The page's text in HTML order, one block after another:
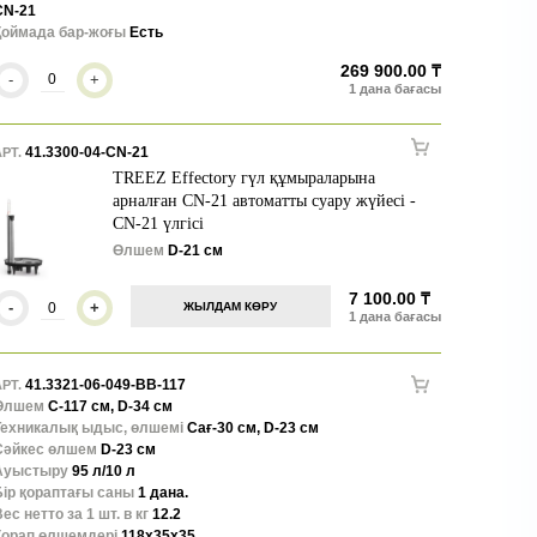
21
бар-жоғы Есть
- + 269 900.00 ₸
41.3300-04-CN-21
TREEZ Effectory гүл құмыраларына
арналған CN-21 автоматты суару жүйесі -
CN-21 үлгісі
Өлшем D-21 см
ЖЫЛДАМ КӨРУ
- + 7 100.00 ₸
41.3321-06-049-BB-117
С-117 см, D-34 см
ыдыс, өлшемі Сағ-30 см, D-23 см
өлшем D-23 см
95 л/10 л
қораптағы саны 1 дана.
нетто за 1 шт. в кг 12.2